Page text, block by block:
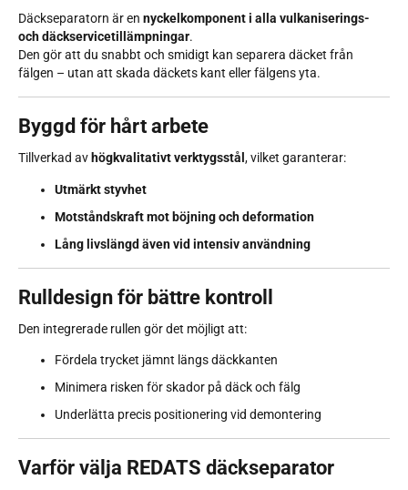
Däckseparatorn är en nyckelkomponent i alla vulkaniserings-
och däckservicetillämpningar.
Den gör att du snabbt och smidigt kan separera däcket från
fälgen – utan att skada däckets kant eller fälgens yta.
Byggd för hårt arbete
Tillverkad av högkvalitativt verktygsstål , vilket garanterar:
Utmärkt styvhet
Motståndskraft mot böjning och deformation
Lång livslängd även vid intensiv användning
Rulldesign för bättre kontroll
Den integrerade rullen gör det möjligt att:
Fördela trycket jämnt längs däckkanten
Minimera risken för skador på däck och fälg
Underlätta precis positionering vid demontering
Varför välja REDATS däckseparator